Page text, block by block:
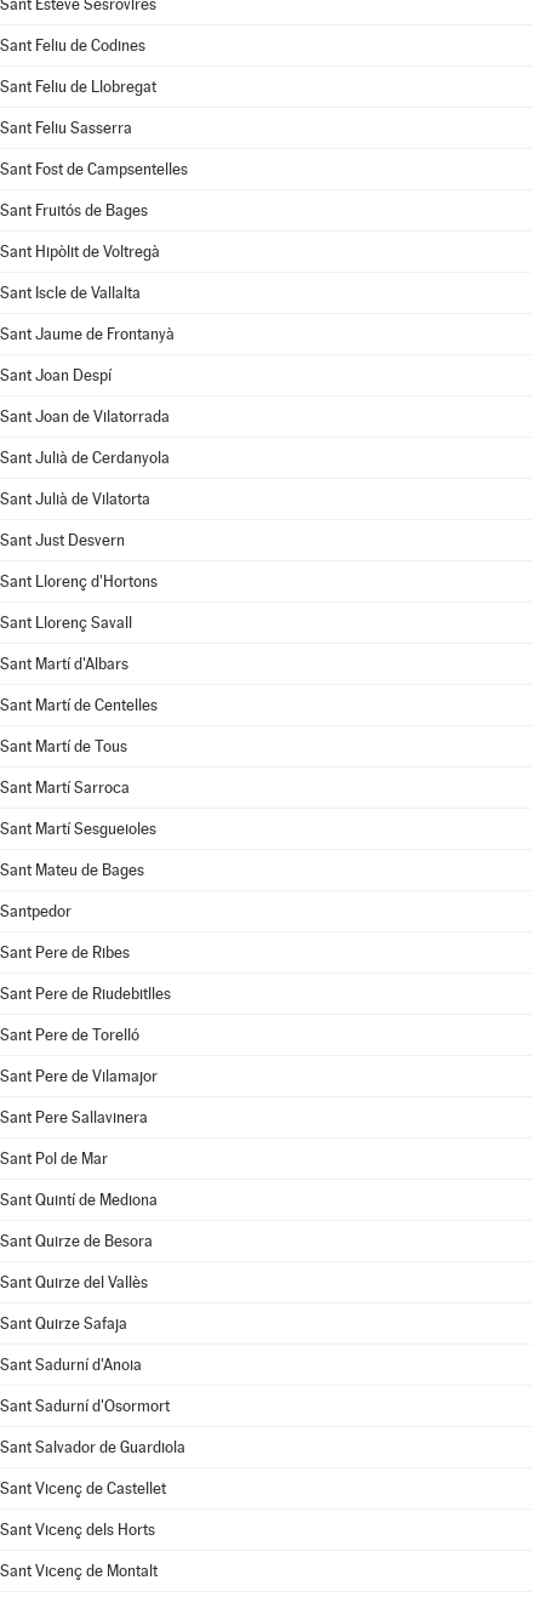
Sant Esteve Sesrovires
Sant Feliu de Codines
Sant Feliu de Llobregat
Sant Feliu Sasserra
Sant Fost de Campsentelles
Sant Fruitós de Bages
Sant Hipòlit de Voltregà
Sant Iscle de Vallalta
Sant Jaume de Frontanyà
Sant Joan Despí
Sant Joan de Vilatorrada
Sant Julià de Cerdanyola
Sant Julià de Vilatorta
Sant Just Desvern
Sant Llorenç d'Hortons
Sant Llorenç Savall
Sant Martí d'Albars
Sant Martí de Centelles
Sant Martí de Tous
Sant Martí Sarroca
Sant Martí Sesgueioles
Sant Mateu de Bages
Santpedor
Sant Pere de Ribes
Sant Pere de Riudebitlles
Sant Pere de Torelló
Sant Pere de Vilamajor
Sant Pere Sallavinera
Sant Pol de Mar
Sant Quintí de Mediona
Sant Quirze de Besora
Sant Quirze del Vallès
Sant Quirze Safaja
Sant Sadurní d'Anoia
Sant Sadurní d'Osormort
Sant Salvador de Guardiola
Sant Vicenç de Castellet
Sant Vicenç dels Horts
Sant Vicenç de Montalt